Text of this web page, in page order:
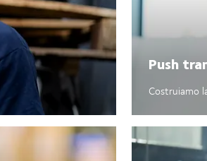
Push
Costruiamo